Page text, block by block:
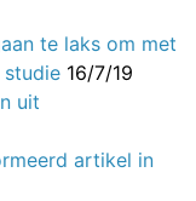
te laks om met
studie 16/7/19
uit
artikel in